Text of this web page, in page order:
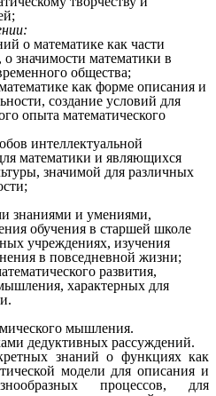
о математике как части
значимости математики в
общества;
как форме описания и
создание условий для
опыта математического
интеллектуальной
математики и являющихся
значимой для различных
знаниями и умениями,
обучения в старшей школе
учреждениях, изучения
в повседневной жизни;
развития,
характерных для
мышления.
дедуктивных рассуждений.
знаний о функциях как
модели для описания и
процессов, для